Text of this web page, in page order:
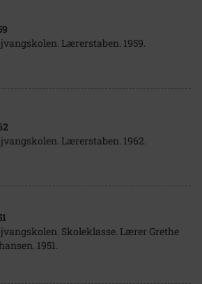
Lærerstaben. 1959.
Lærerstaben. 1962.
Skoleklasse. Lærer Grethe
1951.